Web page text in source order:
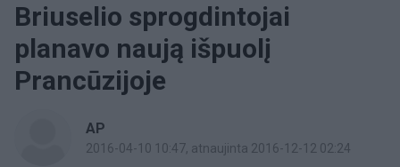
Briuselio sprogdintojai
planavo naują išpuolį
Prancūzijoje
AP
2016-04-10 10:47, atnaujinta 2016-12-12 02:24